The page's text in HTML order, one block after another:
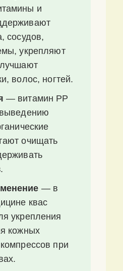
и
сосудов,
укрепляют
волос, ногтей.
— витамин PP
выведению
очищать
— в
квас
укрепления
кожных
при